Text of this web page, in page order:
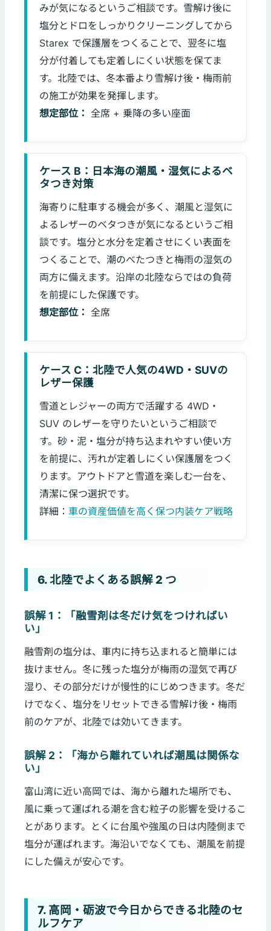
みが気になるというご相談です。雪解け後に
塩分とドロをしっかりクリーニングしてから
Starex で保護層をつくることで、翌冬に塩
分が付着しても定着しにくい状態を保てま
す。北陸では、冬本番より雪解け後・梅雨前
の施工が効果を発揮します。
想定部位： 全席 + 乗降の多い座面
ケース B：日本海の潮風・湿気によるベ
タつき対策
海寄りに駐車する機会が多く、潮風と湿気に
よるレザーのベタつきが気になるというご相
談です。塩分と水分を定着させにくい表面を
つくることで、潮のべたつきと梅雨の湿気の
両方に備えます。沿岸の北陸ならではの負荷
を前提にした保護です。
想定部位： 全席
ケース C：北陸で人気の4WD・SUVの
レザー保護
雪道とレジャーの両方で活躍する 4WD・
SUV のレザーを守りたいというご相談で
す。砂・泥・塩分が持ち込まれやすい使い方
を前提に、汚れが定着しにくい保護層をつく
ります。アウトドアと雪道を楽しむ一台を、
清潔に保つ選択です。
詳細：車の資産価値を高く保つ内装ケア戦略
6. 北陸でよくある誤解 2 つ
誤解 1：「融雪剤は冬だけ気をつければい
い」
融雪剤の塩分は、車内に持ち込まれると簡単には
抜けません。冬に残った塩分が梅雨の湿気で再び
湿り、その部分だけが慢性的にじめつきます。冬だ
けでなく、塩分をリセットできる雪解け後・梅雨
前のケアが、北陸では効いてきます。
誤解 2：「海から離れていれば潮風は関係な
い」
富山湾に近い高岡では、海から離れた場所でも、
風に乗って運ばれる潮を含む粒子の影響を受けるこ
とがあります。とくに台風や強風の日は内陸側まで
塩分が運ばれます。海沿いでなくても、潮風を前提
にした備えが安心です。
7. 高岡・砺波で今日からできる北陸のセ
ルフケア